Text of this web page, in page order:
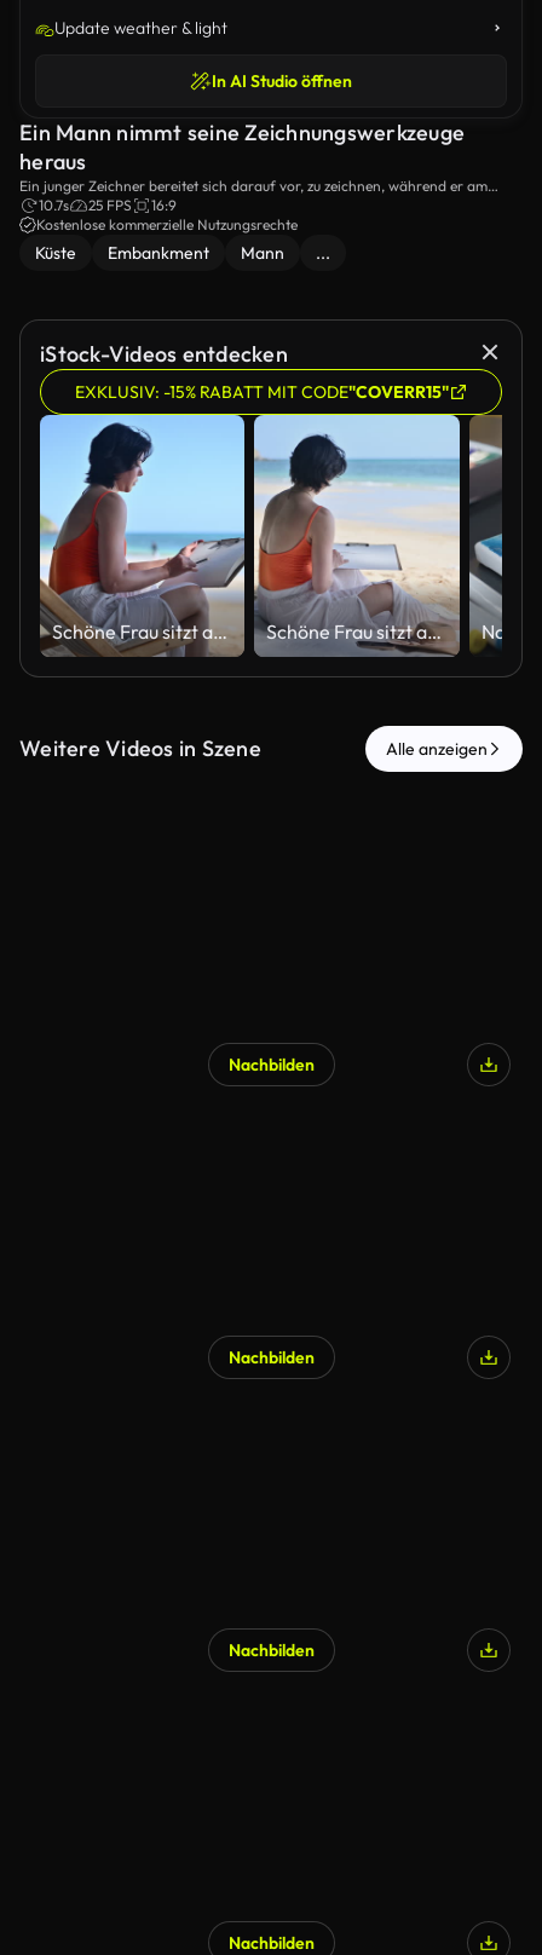
Update weather & light
In AI Studio öffnen
Ein Mann nimmt seine Zeichnungswerkzeuge
heraus
Ein junger Zeichner bereitet sich darauf vor, zu zeichnen, während er am
Meer sitzt.
10.7s 25 FPS
16:9
Kostenlose kommerzielle Nutzungsrechte
Küste Embankment Mann ...
iStock-Videos entdecken
EXKLUSIV: -15% RABATT MIT CODE"COVERR15"
Schöne Frau sitzt am Strand, zeichnet und zeichnet im Skizzenbuch, genießt Strandurlaub, Entspannung, künstlerischen Ausdruck und Work-Life-Balance, Konzepte des Urlaubslebens. Schöne Frau sitzt am Strand, zeichnet und zeichnet im Skizzenbuch, genießt Strandurlaub, Entspannung, künstlerischen Ausdruck und Work-Life-Balance, Konzepte des Urlaubslebens.
Weitere Videos in Szene Alle anzeigen
Nachbilden
Nachbilden
Nachbilden
Nachbilden